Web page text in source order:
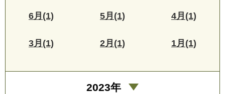
6月(1) 5月(1) 4月(1)
3月(1) 2月(1) 1月(1)
2023年